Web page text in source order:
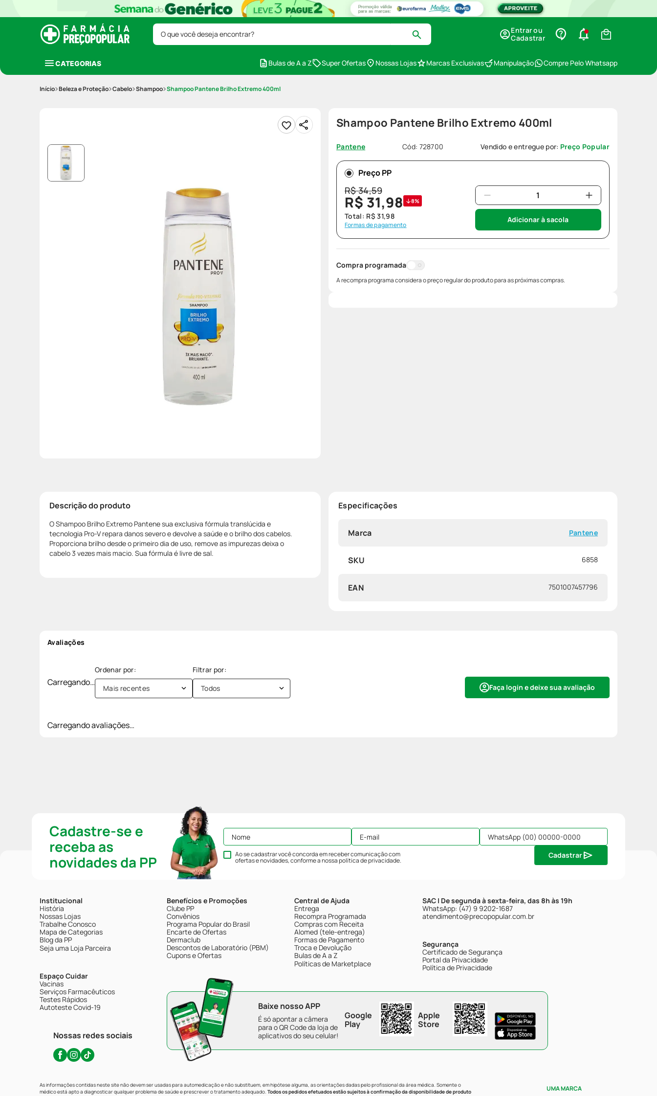
O que você deseja encontrar?
Entrar ou
Cadastrar
CATEGORIAS Bulas de A a Z Super Ofertas Nossas Lojas Marcas Exclusivas Manipulação Compre Pelo Whatsapp
Beleza e Proteção Cabelo Shampoo Shampoo Pantene Brilho Extremo 400ml
Shampoo Pantene Brilho Extremo 400ml
Pantene Cód: 728700 Vendido e entregue por: Preço Popular
Preço PP
R$34,59
R$ 31,98 8%
Total: R$ 31,98
Formas de pagamento
Adicionar à sacola
Compra programada
A recompra programa considera o preço regular do produto para as próximas compras.
Descrição do produto
O Shampoo Brilho Extremo Pantene sua exclusiva fórmula translúcida e
tecnologia Pro-V repara danos severo e devolve a saúde e o brilho dos cabelos.
Proporciona brilho desde o primeiro dia de uso, remove as impurezas deixa o
cabelo 3 vezes mais macio. Sua fórmula é livre de sal.
Especificações
Marca Pantene
SKU 6858
EAN 7501007457796
Avaliações
Carregando… Faça login e deixe sua avaliação
Mais recentes Todos
Carregando avaliações…
Cadastre-se e
receba as
novidades da PP
Ao se cadastrar você concorda em receber comunicação com
ofertas e novidades, conforme a nossapolítica de privacidade.
Cadastrar
Institucional
História
Nossas Lojas
Trabalhe Conosco
Mapa de Categorias
Blog da PP
Seja uma Loja Parceira
Espaço Cuidar
Vacinas
Serviços Farmacêuticos
Testes Rápidos
Autoteste Covid-19
Nossas redes sociais
Benefícios e Promoções
Clube PP
Convênios
Programa Popular do Brasil
Encarte de Ofertas
Dermaclub
Descontos de Laboratório (PBM)
Cupons e Ofertas
Central de Ajuda
Entrega
Recompra Programada
Compras com Receita
Alomed (tele-entrega)
Formas de Pagamento
Troca e Devolução
Bulas de A a Z
Políticas de Marketplace
SAC | De segunda à sexta-feira, das 8h às 19h
WhatsApp: (47) 9 9202-1687
atendimento@precopopular.com.br
Segurança
Certificado de Segurança
Portal da Privacidade
Política de Privacidade
Baixe nosso APP
É só apontar a câmera
para o QR Code da loja de
aplicativos do seu celular!
Google
Play
Apple
Store
As informações contidas neste site não devem ser usadas para automedicação e não substituem, em hipótese alguma, as orientações dadas pelo profissional da área médica. Somente o
médico está apto a diagnosticar qualquer problema de saúde e prescrever o tratamento adequado. Todos os pedidos efetuados estão sujeitos à confirmação da disponibilidade de produto
UMA MARCA